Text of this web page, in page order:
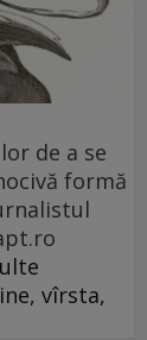
de a se
formă
vîrsta,